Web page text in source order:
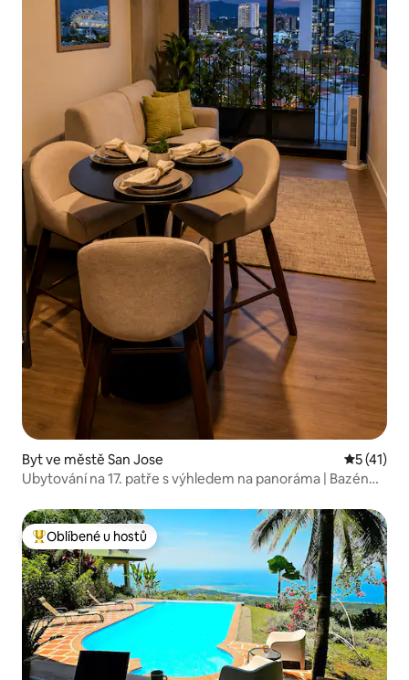
Byt ve městě San Jose
5 (41)
Ubytování na 17. patře s výhledem na panoráma | Bazén
Nejlepší v kategorii Oblíbené u hostů
Oblíbené u hostů